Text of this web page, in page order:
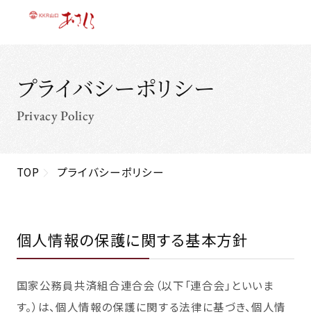
プライバシーポリシー
Privacy Policy
TOP プライバシーポリシー
個人情報の保護に関する基本方針
国家公務員共済組合連合会（以下「連合会」といいま
す。）は、個人情報の保護に関する法律に基づき、個人情